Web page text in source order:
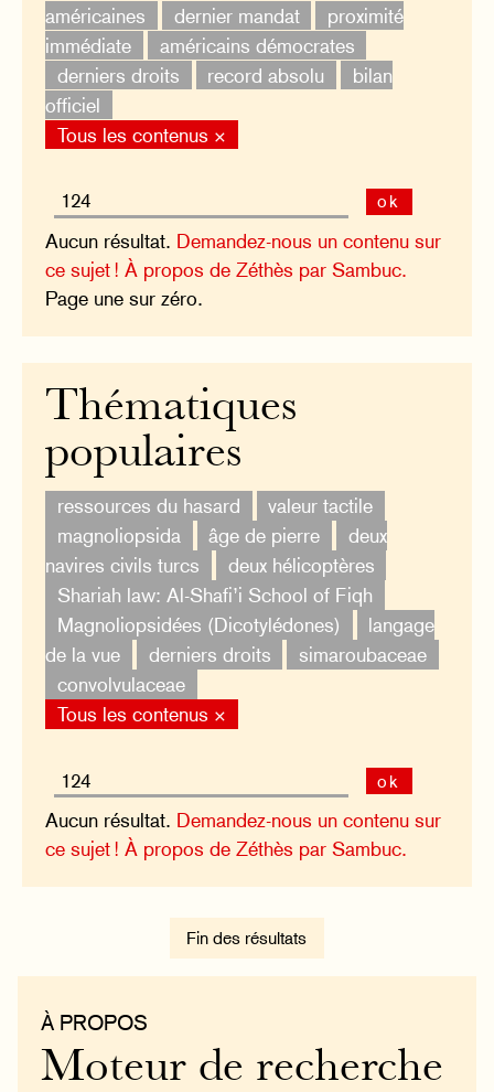
américaines
dernier mandat
proximité
immédiate
américains démocrates
derniers droits
record absolu
bilan
officiel
Tous les contenus ×
ok
Aucun résultat. Demandez-nous un contenu sur
ce sujet ! À propos de Zéthès par Sambuc.
Page une sur zéro.
Thématiques
populaires
ressources du hasard
valeur tactile
magnoliopsida
âge de pierre
deux
navires civils turcs
deux hélicoptères
Shariah law: Al-Shafi’i School of Fiqh
Magnoliopsidées (Dicotylédones)
langage
de la vue
derniers droits
simaroubaceae
convolvulaceae
Tous les contenus ×
ok
Aucun résultat. Demandez-nous un contenu sur
ce sujet ! À propos de Zéthès par Sambuc.
Fin des résultats
À PROPOS
Moteur de recherche